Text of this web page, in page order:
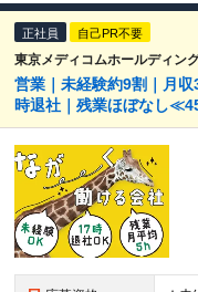
正社員 自己PR不要
東京メディコムホールディン
営業｜未経験約9割｜月
時退社｜残業ほぼなし